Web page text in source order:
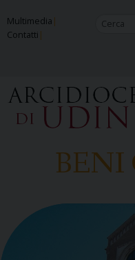
to
content
Multimedia
Contatti